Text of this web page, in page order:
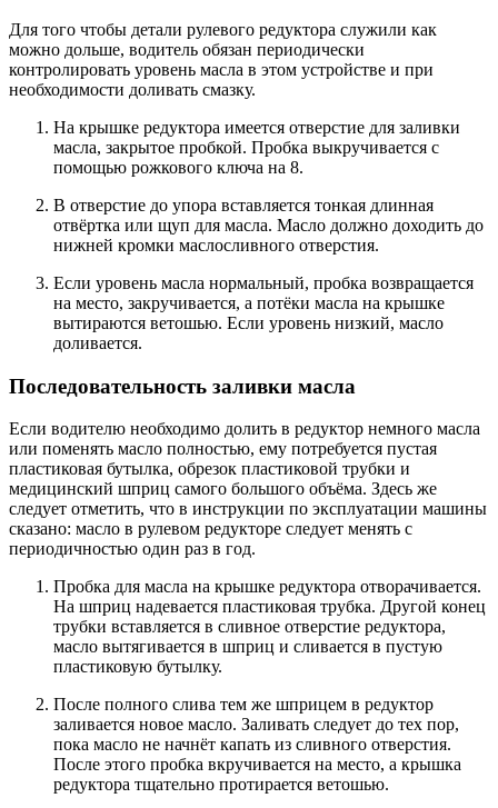
Для того чтобы детали рулевого редуктора служили как
можно дольше, водитель обязан периодически
контролировать уровень масла в этом устройстве и при
необходимости доливать смазку.
На крышке редуктора имеется отверстие для заливки
масла, закрытое пробкой. Пробка выкручивается с
помощью рожкового ключа на 8.
В отверстие до упора вставляется тонкая длинная
отвёртка или щуп для масла. Масло должно доходить до
нижней кромки маслосливного отверстия.
Если уровень масла нормальный, пробка возвращается
на место, закручивается, а потёки масла на крышке
вытираются ветошью. Если уровень низкий, масло
доливается.
Последовательность заливки масла
Если водителю необходимо долить в редуктор немного масла
или поменять масло полностью, ему потребуется пустая
пластиковая бутылка, обрезок пластиковой трубки и
медицинский шприц самого большого объёма. Здесь же
следует отметить, что в инструкции по эксплуатации машины
сказано: масло в рулевом редукторе следует менять с
периодичностью один раз в год.
Пробка для масла на крышке редуктора отворачивается.
На шприц надевается пластиковая трубка. Другой конец
трубки вставляется в сливное отверстие редуктора,
масло вытягивается в шприц и сливается в пустую
пластиковую бутылку.
После полного слива тем же шприцем в редуктор
заливается новое масло. Заливать следует до тех пор,
пока масло не начнёт капать из сливного отверстия.
После этого пробка вкручивается на место, а крышка
редуктора тщательно протирается ветошью.